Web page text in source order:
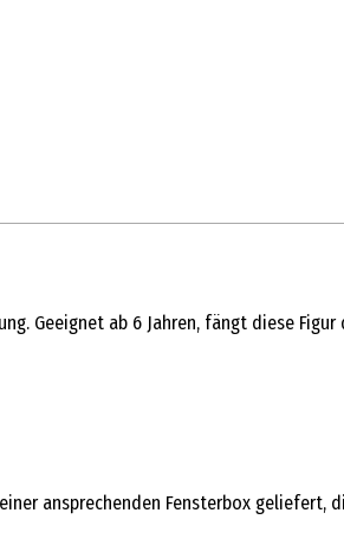
Geeignet ab 6 Jahren, fängt diese
ansprechenden Fensterbox geliefert,